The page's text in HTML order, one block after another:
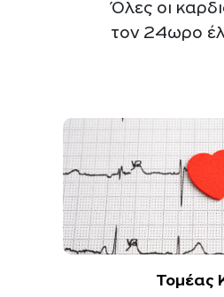
Όλες οι
τον 24ωρο
Τομέας